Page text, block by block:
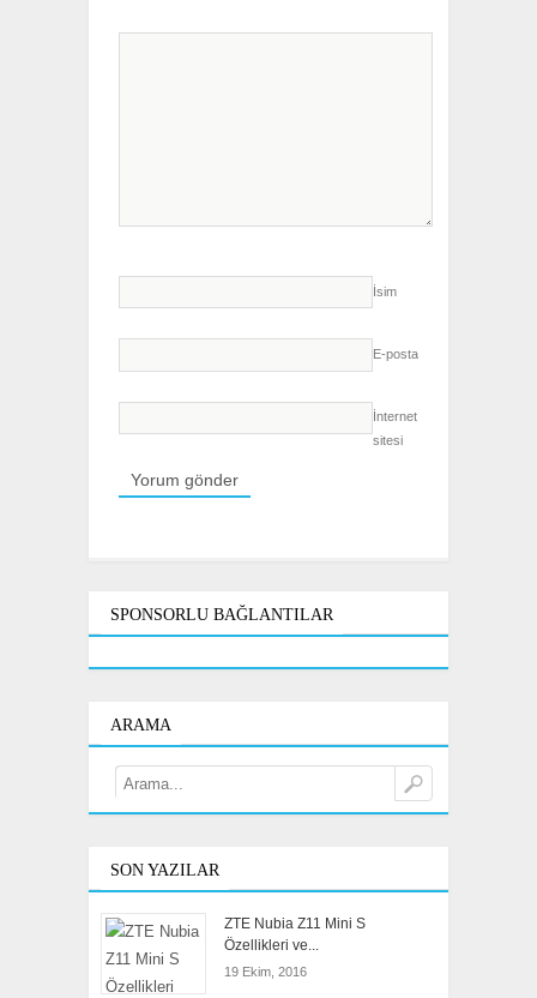
İsim
E-posta
İnternet
sitesi
SPONSORLU BAĞLANTILAR
ARAMA
SON YAZILAR
ZTE Nubia Z11 Mini S
Özellikleri ve...
19 Ekim, 2016